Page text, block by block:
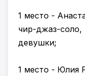
1 место -
чир-джаз-соло,
девушки;
1 место - Юлия